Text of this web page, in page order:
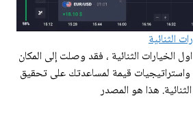
الثنائية
الخيارات الثنائية ، فقد وصلت إلى المكان
قيمة لمساعدتك على تحقيق
هذا هو المصدر